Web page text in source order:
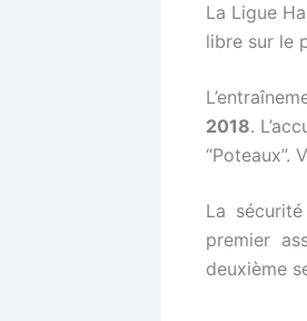
La Ligue
libre sur le
2018.
“Poteaux”.
La
premier
deuxième